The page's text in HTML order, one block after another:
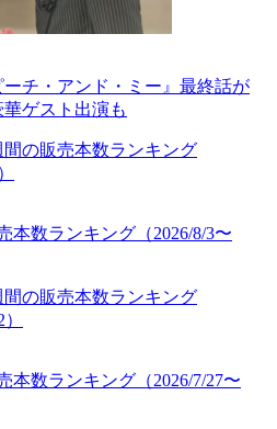
ーチ・アンド・ミー』最終話が
ゲスト出演も
本数ランキング（2026/8/3〜
本数ランキング（2026/7/27〜